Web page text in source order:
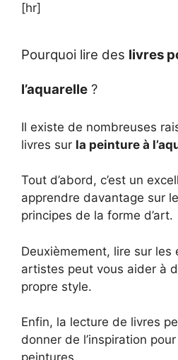
[hr]
Pourquoi lire des livres
l’aquarelle ?
Il existe de nombreuses
livres sur la peinture à
Tout d’abord, c’est un
apprendre davantage sur
principes de la forme d’art.
Deuxièmement, lire sur les
artistes peut vous aider à
propre style.
Enfin, la lecture de livres
donner de l’inspiration